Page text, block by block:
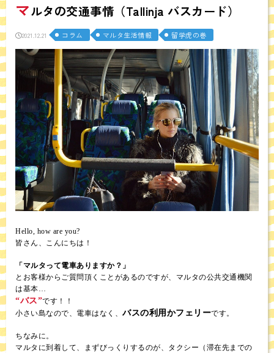
マルタの交通事情（Tallinja バスカード）
2021.12.21 コラム マルタ生活情報 留学虎の巻
Hello, how are you?
皆さん、こんにちは！
「マルタって電車ありますか？」
とお客様からご質問頂くことがあるのですが、マルタの公共交通機関
は基本…
“バス”です！！
小さい島なので、電車はなく、 バスの利用かフェリーです。
ちなみに。
マルタに到着して、まずびっくりするのが、タクシー（滞在先までの